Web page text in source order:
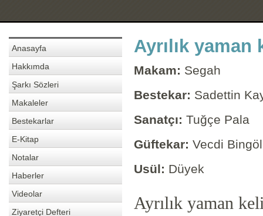
Anasayfa
Hakkımda
Şarkı Sözleri
Makaleler
Bestekarlar
E-Kitap
Notalar
Haberler
Videolar
Ziyaretçi Defteri
Ayrılık yaman
Makam: Segah
Bestekar: Sadettin
Sanatçı: Tuğçe Pala
Güftekar: Vecdi Bingöl
Usül: Düyek
Ayrılık yaman